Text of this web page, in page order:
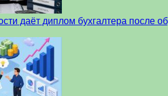
даёт диплом бухгалтера после